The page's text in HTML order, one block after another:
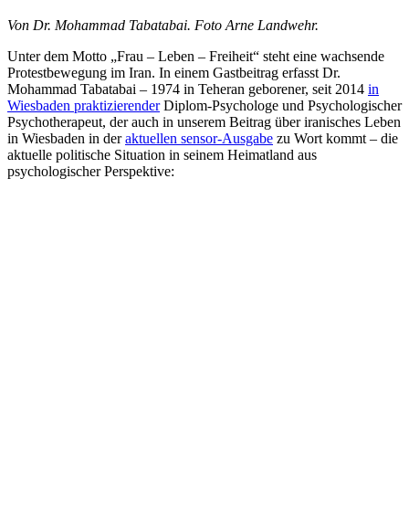
Von Dr. Mohammad Tabatabai. Foto Arne Landwehr.
Unter dem Motto „Frau – Leben – Freiheit“ steht eine wachsende
Protestbewegung im Iran. In einem Gastbeitrag erfasst Dr.
Mohammad Tabatabai – 1974 in Teheran geborener, seit 2014 in
Wiesbaden praktizierenderDiplom-Psychologe und Psychologischer
Psychotherapeut, der auch in unserem Beitrag über iranisches Leben
in Wiesbaden in deraktuellen sensor-Ausgabe zu Wort kommt – die
aktuelle politische Situation in seinem Heimatland aus
psychologischer Perspektive: